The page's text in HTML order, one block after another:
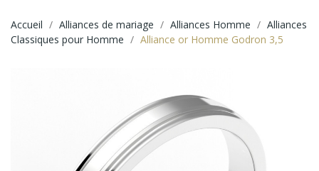
Accueil Alliances de mariage Alliances Homme
Alliances
Classiques pour Homme
Alliance or Homme Godron 3,5